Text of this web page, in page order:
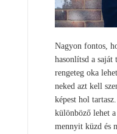
Nagyon fontos,
hasonlítsd a
rengeteg oka
neked azt kell
képest hol
különböző lehet
mennyit küzd és